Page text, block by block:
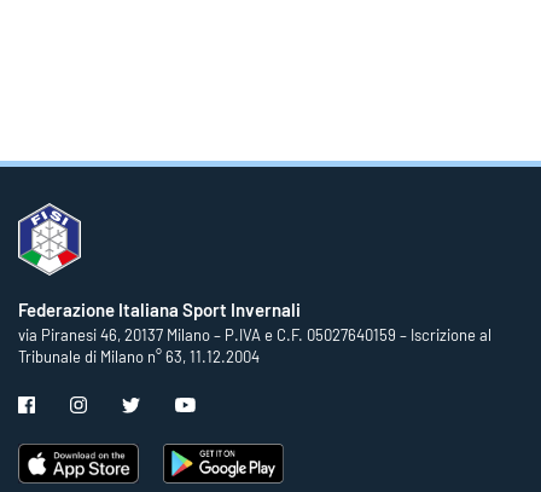
Federazione Italiana Sport Invernali
via Piranesi 46, 20137 Milano – P.IVA e C.F. 05027640159 – Iscrizione al
Tribunale di Milano n° 63, 11.12.2004